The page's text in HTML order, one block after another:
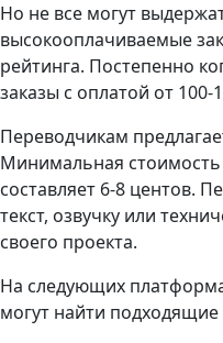
Но не все могут
высокооплачиваемые
рейтинга. Постепенно
заказы с оплатой от
Переводчикам
Минимальная стоимость
составляет 6-8 центов.
текст, озвучку или
своего проекта.
На следующих
могут найти